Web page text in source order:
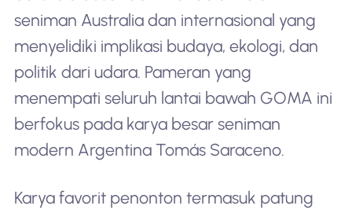
seniman Australia dan internasional yang
menyelidiki implikasi budaya, ekologi, dan
politik dari udara. Pameran yang
menempati seluruh lantai bawah GOMA ini
berfokus pada karya besar seniman
modern Argentina Tomás Saraceno.
Karya favorit penonton termasuk patung